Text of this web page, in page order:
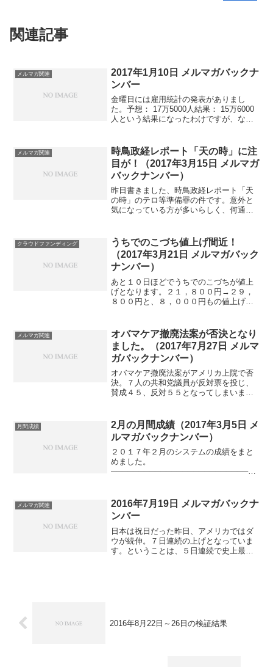
関連記事
メルマガ関連
2017年1月10日 メルマガバックナ
ンバー
金曜日には雇用統計の発表がありまし
た。予想： 17万5000人結果： 15万6000
人という結果になったわけですが、なぜ
な言葉が踊っていました。いやいや、本
当に適当だな...
メルマガ関連
時鳥政経レポート「天の時」に注
目が！（2017年3月15日 メルマガ
バックナンバー）
昨日書きました、時鳥政経レポート「天
の時」のテロ等準備罪の件です。意外と
気になっている方が多いらしく、何通も
か、無実でも逮捕されて社会的に抹殺さ
れるとか。かなり確率が低...
クラウドファンディング
うちでのこづち値上げ間近！
（2017年3月21日 メルマガバック
ナンバー）
あと１０日ほどでうちでのこづちが値上
げとなります。２１，８００円→２９，
８００円と、８，０００円もの値上げと
しています。ぜひぜひお早めにどうぞ！
★３月３１日まで特価タカ...
メルマガ関連
オバマケア撤廃法案が否決となり
ました。（2017年7月27日 メルマ
ガバックナンバー）
オバマケア撤廃法案がアメリカ上院で否
決。７人の共和党議員が反対票を投じ、
賛成４５、反対５５となってしまいまし
ど、思っていた以上にボロボロですね。
まだヒラリー・クリントン...
月間成績
2月の月間成績（2017年3月5日 メ
ルマガバックナンバー）
２０１７年２月のシステムの成績をまと
めました。
───────────────────────────
──うちでのこづち・・・・・・・・＋１
６０円デイリー２２５（標準）・・・・
＋１...
メルマガ関連
2016年7月19日 メルマガバックナ
ンバー
日本は祝日だった昨日、アメリカではダ
ウが続伸。７日連続の上げとなっていま
す。ということは、５日連続で史上最高
2016年8月22日～26日の検証結果